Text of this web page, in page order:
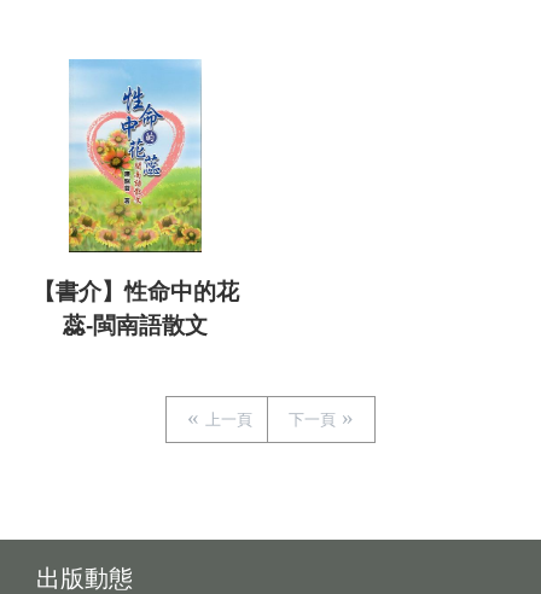
【書介】性命中的花
蕊-閩南語散文
上一頁 下一頁
出版動態